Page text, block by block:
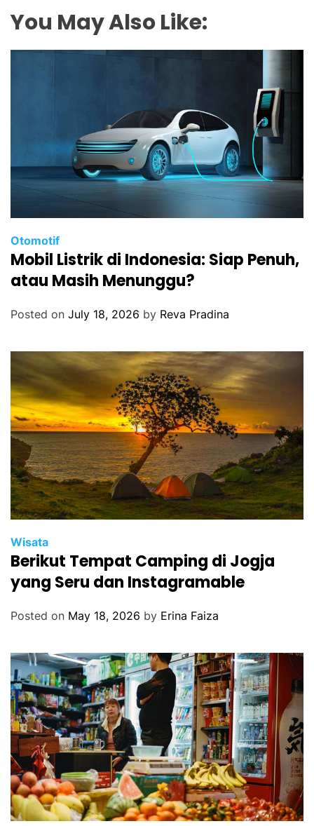
You May Also Like:
Otomotif
Mobil Listrik di Indonesia: Siap Penuh,
atau Masih Menunggu?
Posted on July 18, 2026 by Reva Pradina
Wisata
Berikut Tempat Camping di Jogja
yang Seru dan Instagramable
Posted on May 18, 2026 by Erina Faiza